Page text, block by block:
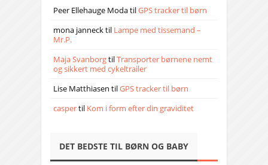
Peer Ellehauge ModatilGPS tracker til børn
mona jannecktil Lampe med tissemand –
Mr.P.
Maja SvanborgtilTransporter børnene nemt
og sikkert med cykeltrailer
Lise Matthiasen tilGPS tracker til børn
caspertil Kom i form efter din graviditet
DET BEDSTE TIL BØRN OG BABY